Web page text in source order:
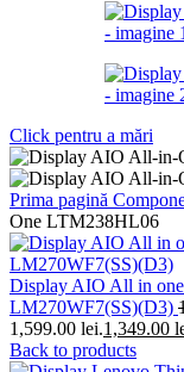
Click pentru a mări
Prima pagină
One LTM238HL06
Display AIO All in
LM270WF7(SS)(D3)
1,599.00 lei.1,349.00
Back to products